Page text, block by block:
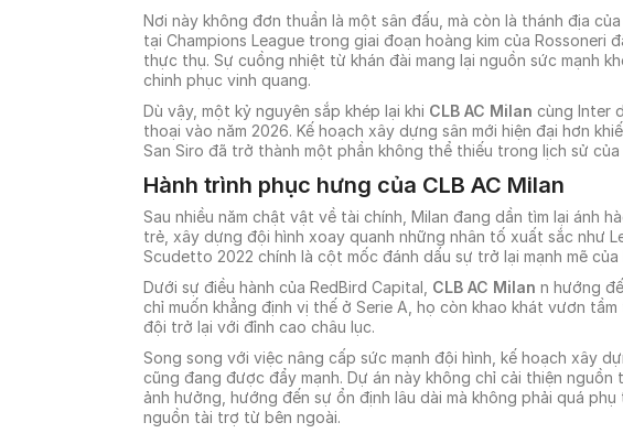
Nơi này không đơn thuần là một sân đấu, mà còn là thánh địa
tại Champions League trong giai đoạn hoàng kim của Rossoneri
thực thụ. Sự cuồng nhiệt từ khán đài mang lại nguồn sức mạnh
chinh phục vinh quang.
Dù vậy, một kỷ nguyên sắp khép lại khi CLB AC Milan cùng Inter
thoại vào năm 2026. Kế hoạch xây dựng sân mới hiện đại hơn
San Siro đã trở thành một phần không thể thiếu trong lịch sử
Hành trình phục hưng của CLB AC Milan
Sau nhiều năm chật vật về tài chính, Milan đang dần tìm lại ánh
trẻ, xây dựng đội hình xoay quanh những nhân tố xuất sắc như
Scudetto 2022 chính là cột mốc đánh dấu sự trở lại mạnh mẽ của
Dưới sự điều hành của RedBird Capital, CLB AC Milan n hướng
chỉ muốn khẳng định vị thế ở Serie A, họ còn khao khát vươn
đội trở lại với đỉnh cao châu lục.
Song song với việc nâng cấp sức mạnh đội hình, kế hoạch xây
cũng đang được đẩy mạnh. Dự án này không chỉ cải thiện nguồn
ảnh hưởng, hướng đến sự ổn định lâu dài mà không phải quá
nguồn tài trợ từ bên ngoài.